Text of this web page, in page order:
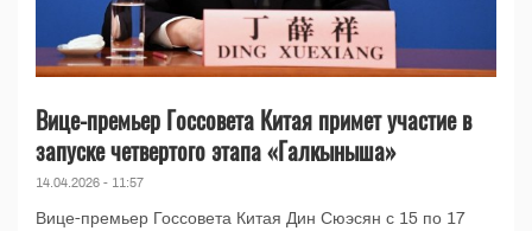
Вице-премьер Госсовета Китая примет участие в
запуске четвертого этапа «Галкыныша»
14.04.2026 - 11:57
Вице-премьер Госсовета Китая Дин Сюэсян с 15 по 17